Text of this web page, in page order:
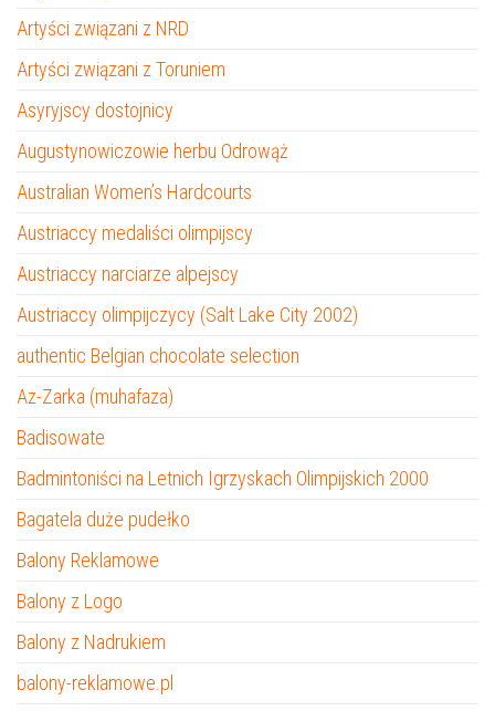
Artyści związani z NRD
Artyści związani z Toruniem
Asyryjscy dostojnicy
Augustynowiczowie herbu Odrowąż
Australian Women’s Hardcourts
Austriaccy medaliści olimpijscy
Austriaccy narciarze alpejscy
Austriaccy olimpijczycy (Salt Lake City 2002)
authentic Belgian chocolate selection
Az-Zarka (muhafaza)
Badisowate
Badmintoniści na Letnich Igrzyskach Olimpijskich 2000
Bagatela duże pudełko
Balony Reklamowe
Balony z Logo
Balony z Nadrukiem
balony-reklamowe.pl